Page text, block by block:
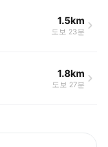
1.5km
도보 23분
1.8km
도보 27분